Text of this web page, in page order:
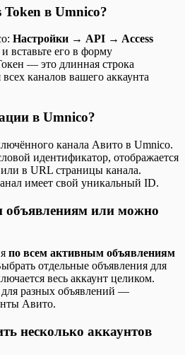
Token в Umnico?
Настройки → API → Access
вставьте его в форму
— это длинная строка
каналов вашего аккаунта
в Umnico?
канала Авито в Umnico.
идентификатор, отображается
в URL страницы канала.
имеет свой уникальный ID.
объявлениям или можно
по всем активным объявлениям
отдельные объявления для
весь аккаунт целиком.
разных объявлений —
Авито.
несколько аккаунтов